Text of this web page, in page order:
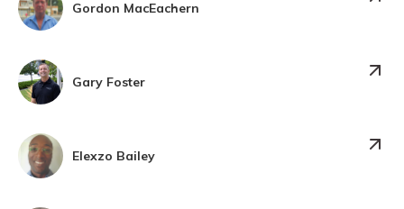
Gordon MacEachern
Gary Foster
Elexzo Bailey